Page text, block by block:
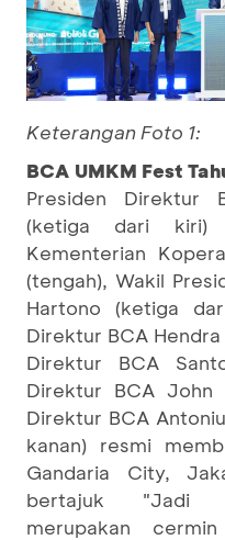
Keterangan Foto 1:
BCA UMKM Fest
Presiden Direktur
(ketiga dari kiri)
Kementerian
(tengah), Wakil
Hartono (ketiga
Direktur BCA
Direktur BCA
Direktur BCA John
Direktur BCA
kanan) resmi
Gandaria City,
bertajuk "Jadi
merupakan